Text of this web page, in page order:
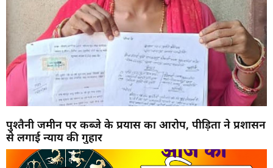
पुश्तैनी जमीन पर कब्जे के प्रयास का आरोप, पीड़िता ने प्रशासन
से लगाई न्याय की गुहार